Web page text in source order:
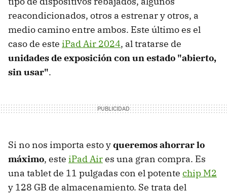
reacondicionados, otros a estrenar y otros, a
medio camino entre ambos. Este último es el
caso de este iPad Air 2024, al tratarse de
unidades de exposición con un estado "abierto,
sin usar".
Si no nos importa esto yqueremos ahorrar lo
máximo, este iPad Aires una gran compra. Es
una tablet de 11 pulgadas con el potente chip M2
y 128 GB de almacenamiento. Se trata del